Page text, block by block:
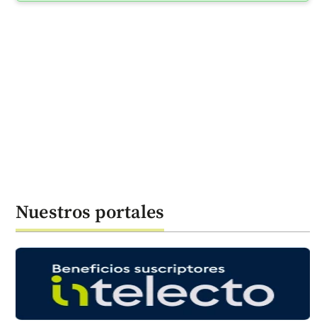
Nuestros portales